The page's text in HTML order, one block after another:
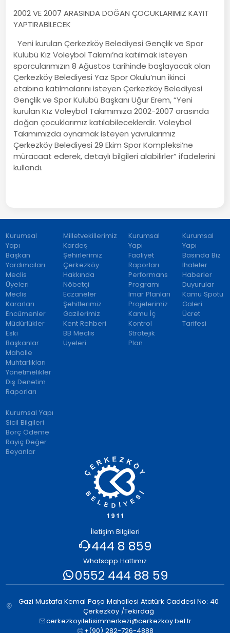
2002 VE 2007 ARASINDA DOĞAN ÇOCUKLARIMIZ KAYIT
YAPTIRABİLECEK
Yeni kurulan Çerkezköy Belediyesi Gençlik ve Spor
Kulübü Kız Voleybol Takımı’na katılmak isteyen
sporcularımızın 8 Ağustos tarihinde başlayacak olan
Çerkezköy Belediyesi Yaz Spor Okulu’nun ikinci
etabına katılmalarını isteyen Çerkezköy Belediyesi
Gençlik ve Spor Kulübü Başkanı Uğur Erem, “Yeni
kurulan Kız Voleybol Takımımıza 2002-2007 arasında
doğan çocuklarımız katılabileceklerdir. Voleybol
Takımımızda oynamak isteyen yavrularımız
Çerkezköy Belediyesi 29 Ekim Spor Kompleksi’ne
müracaat ederek, detaylı bilgileri alabilirler” ifadelerini
kullandı.
Kurumsal
Yapı
Başkan
Yardımcıları
Meclis
Üyeleri
Meclis
Kararları
Encümenler
Müdürlükler
Eski
Başkanlar
Mahalle
Muhtarlıkları
Yönetmelikler
Dış Denetim
Raporları
Milletvekillerimiz
Kardeş
Şehirlerimiz
Çerkezköy
Hakkında
Nöbetçi
Eczaneler
Şehitlerimiz
Gazilerimiz
Kent Rehberi
BB Meclis
Üyeleri
Kurumsal
Yapı
Faaliyet
Raporları
Performans
Programı
İmar Planları
Projelerimiz
Kamu İç
Kontrol
Stratejik
Plan
Kurumsal
Yapı
Basında Biz
İhaleler
Haberler
Duyurular
Kamu Spotu
Galeri
Ücret
Tarifesi
Kurumsal Yapı
Sicil Bilgileri
Borç Ödeme
Rayiç Değer
Beyanlar
İletişim Bilgileri
444 8 859
Whatsapp Hattımız
0552 444 88 59
Gazi Mustafa Kemal Paşa Mahallesi Atatürk Caddesi No: 40
Çerkezköy /Tekirdağ
cerkezkoyiletisimmerkezi@cerkezkoy.bel.tr
+(90) 282-726-4888